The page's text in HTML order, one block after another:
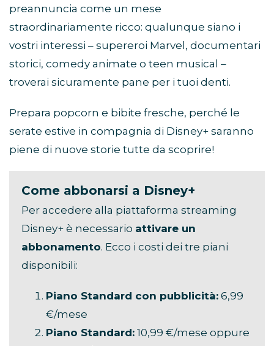
preannuncia come un mese
straordinariamente ricco: qualunque siano i
vostri interessi – supereroi Marvel, documentari
storici, comedy animate o teen musical –
troverai sicuramente pane per i tuoi denti.
Prepara popcorn e bibite fresche, perché le
serate estive in compagnia di Disney+ saranno
piene di nuove storie tutte da scoprire!
Come abbonarsi a Disney+
Per accedere alla piattaforma streaming
Disney+ è necessario attivare un
abbonamento. Ecco i costi dei tre piani
disponibili:
Piano Standard con pubblicità: 6,99
€/mese
Piano Standard: 10,99 €/mese oppure